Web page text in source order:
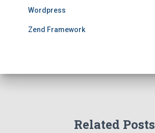
Wordpress
Zend Framework
Related Posts